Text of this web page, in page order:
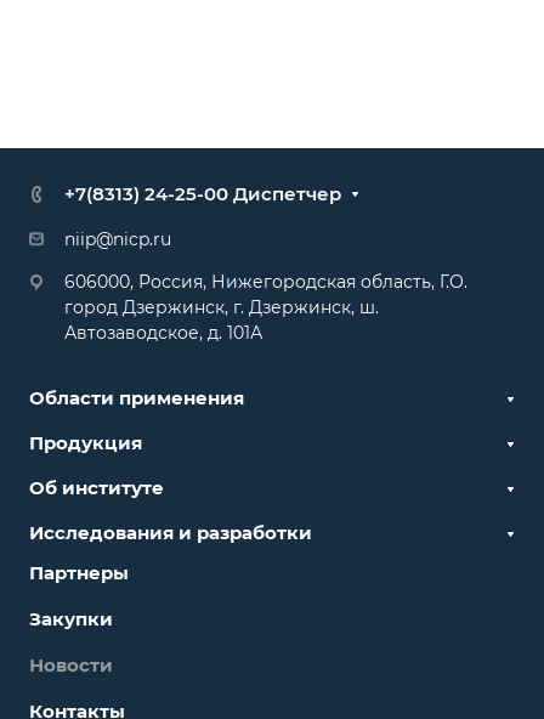
+7(8313) 24-25-00 Диспетчер
niip@nicp.ru
606000, Россия, Нижегородская область, Г.О.
город Дзержинск, г. Дзержинск, ш.
Автозаводское, д. 101А
Области применения
Продукция
Об институте
Исследования и разработки
Партнеры
Закупки
Новости
Контакты